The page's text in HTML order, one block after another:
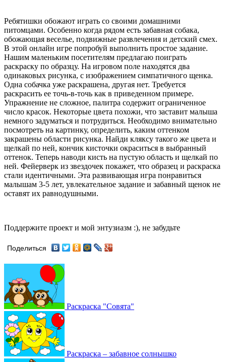
Ребятишки обожают играть со своими домашними
питомцами. Особенно когда рядом есть забавная собака,
обожающая веселье, подвижные развлечения и детский смех.
В этой онлайн игре попробуй выполнить простое задание.
Нашим маленьким посетителям предлагаю поиграть
раскраску по образцу. На игровом поле находятся два
одинаковых рисунка, с изображением симпатичного щенка.
Одна собачка уже раскрашена, другая нет. Требуется
раскрасить ее точь-в-точь как в приведенном примере.
Упражнение не сложное, палитра содержит ограниченное
число красок. Некоторые цвета похожи, что заставит малыша
немного задуматься и потрудиться. Необходимо внимательно
посмотреть на картинку, определить, каким оттенком
закрашены области рисунка. Найди кляксу такого же цвета и
щелкай по ней, кончик кисточки окраситься в выбранный
оттенок. Теперь наводи кисть на пустую область и щелкай по
ней. Фейерверк из звездочек покажет, что образец и раскраска
стали идентичными. Эта развивающая игра понравиться
малышам 3-5 лет, увлекательное задание и забавный щенок не
оставят их равнодушными.
Поддержите проект и мой энтузиазм :), не забудьте
Поделиться
Раскраска "Совята"
Раскраска – забавное солнышко